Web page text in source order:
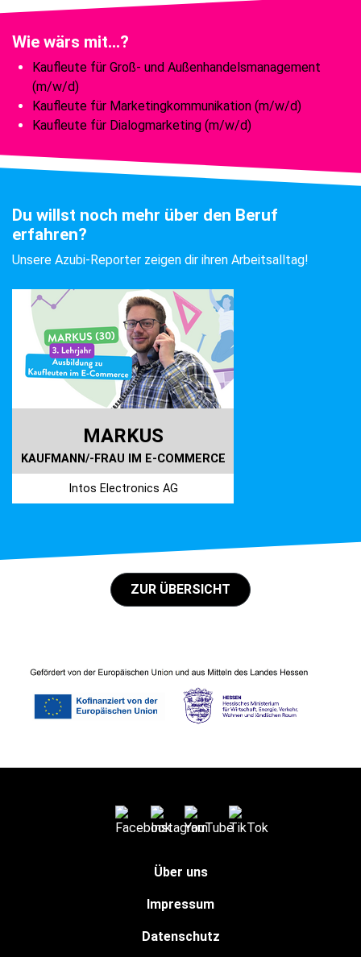
Wie wärs mit...?
Kaufleute für Groß- und Außenhandelsmanagement
(m/w/d)
Kaufleute für Marketingkommunikation (m/w/d)
Kaufleute für Dialogmarketing (m/w/d)
Du willst noch mehr über den Beruf
erfahren?
Unsere Azubi-Reporter zeigen dir ihren Arbeitsalltag!
MARKUS
KAUFMANN/-FRAU IM E-COMMERCE
Intos Electronics AG
ZUR ÜBERSICHT
Über uns
Impressum
Datenschutz